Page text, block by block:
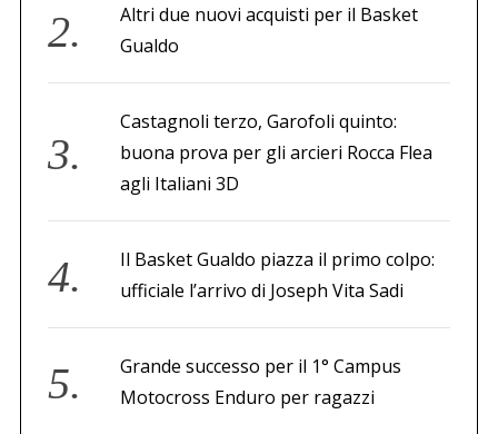
Altri due nuovi acquisti per il Basket
Gualdo
Castagnoli terzo, Garofoli quinto:
buona prova per gli arcieri Rocca Flea
agli Italiani 3D
Il Basket Gualdo piazza il primo colpo:
ufficiale l’arrivo di Joseph Vita Sadi
Grande successo per il 1° Campus
Motocross Enduro per ragazzi